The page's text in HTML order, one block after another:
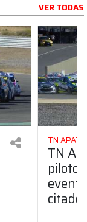
VER TODAS
TN APAT
TN
piloto
citado